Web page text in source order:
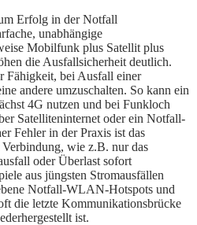
Erfolg in der Notfall
unabhängige
Mobilfunk plus Satellit plus
die Ausfallsicherheit deutlich.
Fähigkeit, bei Ausfall einer
andere umzuschalten. So kann ein
4G nutzen und bei Funkloch
Satelliteninternet oder ein Notfall-
Fehler in der Praxis ist das
wie z.B. nur das
oder Überlast sofort
aus jüngsten Stromausfällen
Notfall-WLAN-Hotspots und
die letzte Kommunikationsbrücke
ist.